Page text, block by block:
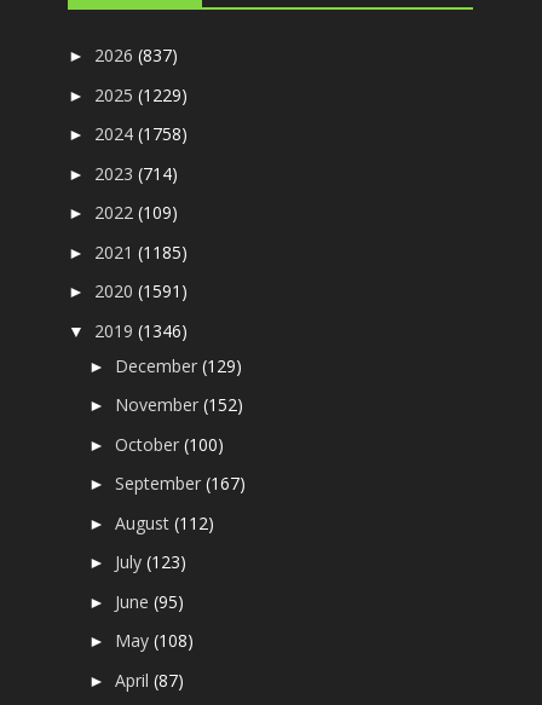
► 2026(837)
► 2025(1229)
► 2024(1758)
► 2023(714)
► 2022(109)
► 2021(1185)
► 2020(1591)
▼ 2019(1346)
► December(129)
► November(152)
►October(100)
►September(167)
►August(112)
► July(123)
► June(95)
► May(108)
►April(87)